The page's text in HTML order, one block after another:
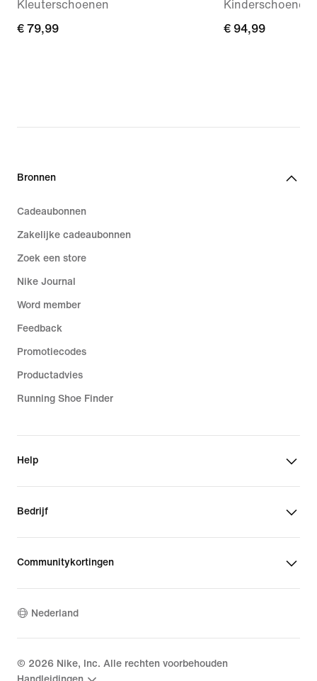
Kleuterschoenen
€ 79,99
€ 79,99
Kinderschoenen
€ 94,99
€ 94,99
Bronnen
Cadeaubonnen
Zakelijke cadeaubonnen
Zoek een store
Nike Journal
Word member
Feedback
Promotiecodes
Productadvies
Running Shoe Finder
Help
Bedrijf
Communitykortingen
Nederland
© 2026 Nike, Inc. Alle rechten voorbehouden